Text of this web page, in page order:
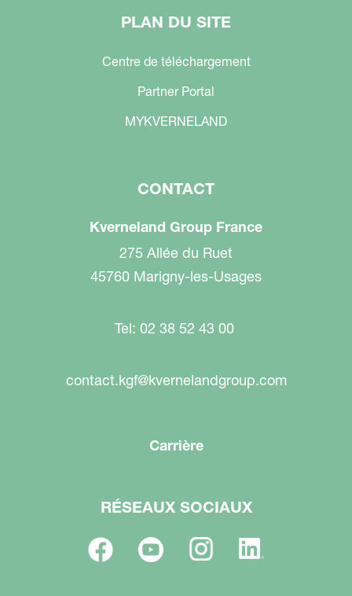
PLAN DU SITE
Centre de téléchargement
Partner Portal
MYKVERNELAND
CONTACT
Kverneland Group France
275 Allée du Ruet
45760 Marigny-les-Usages
Tel: 02 38 52 43 00
contact.kgf@kvernelandgroup.com
Carrière
RÉSEAUX SOCIAUX